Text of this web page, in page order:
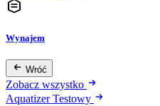
Wynajem
Wróć
Zobacz wszystko
Aquatizer Testowy